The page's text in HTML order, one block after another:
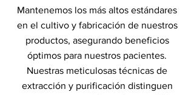
Mantenemos los más altos estándares
en el cultivo y fabricación de nuestros
productos, asegurando beneficios
óptimos para nuestros pacientes.
Nuestras meticulosas técnicas de
extracción y purificación distinguen